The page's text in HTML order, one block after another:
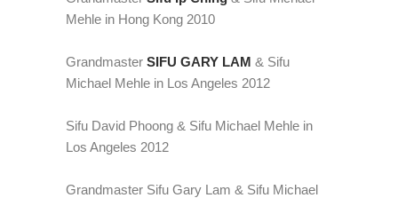
Mehle in Hong Kong 2010
Grandmaster SIFU GARY LAM & Sifu
Michael Mehle in Los Angeles 2012
Sifu David Phoong & Sifu Michael Mehle in
Los Angeles 2012
Grandmaster Sifu Gary Lam & Sifu Michael